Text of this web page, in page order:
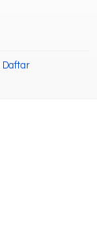
Daftar